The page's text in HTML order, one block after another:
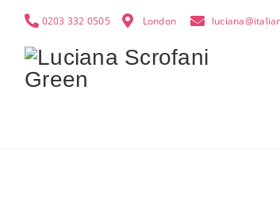
0203 332 0505 London